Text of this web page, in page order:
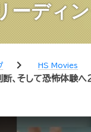
ーディ
chevron_right HS Movies
判断、そして恐怖体